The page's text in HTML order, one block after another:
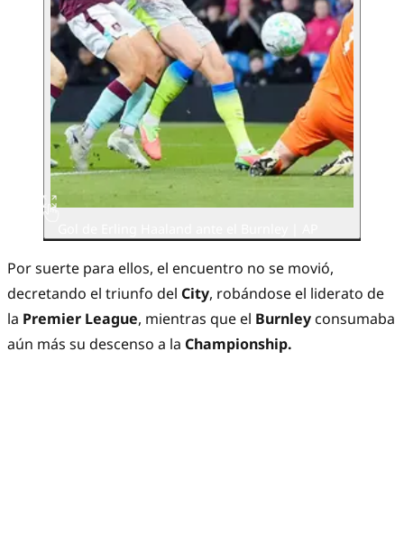
Por suerte para ellos, el encuentro no se movió,
decretando el triunfo del City, robándose el liderato de
la Premier League, mientras que el Burnley consumaba
aún más su descenso a la Championship.